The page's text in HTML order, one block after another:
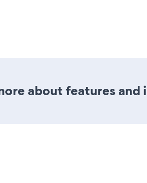
about features